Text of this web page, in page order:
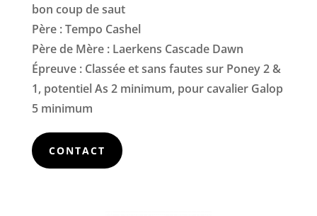
bon coup de saut
Père : Tempo Cashel
Père de Mère : Laerkens Cascade Dawn
Épreuve : Classée et sans fautes sur Poney 2 &
1, potentiel As 2 minimum, pour cavalier Galop
5 minimum
CONTACT